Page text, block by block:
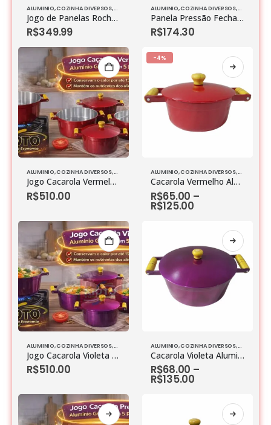
ALUMINIO,COZINHA DIVERSOS, JOGO DE PANELAS
Jogo de Panelas Rochedo Robusta Grafite 5 Peças
R$349.99
ALUMINIO,COZINHA DIVERSOS,
Panela Pressão Fechamento Interno Vitoria 10,0l Polido
R$174.30
ALUMINIO,COZINHA DIVERSOS,JOGO DE PANELAS
Jogo Cacarola Vermelho Aluminio Grosso com 5 peças
R$510.00
-4%
ALUMINIO,COZINHA DIVERSOS,JOGO DE
Cacarola Vermelho Aluminio Grosso
R$65.00 –
R$125.00
ALUMINIO,COZINHA DIVERSOS,JOGO DE PANELAS
Jogo Cacarola Violeta Aluminio Grosso com 5 peças
R$510.00
ALUMINIO,COZINHA DIVERSOS,JOGO DE
Cacarola Violeta Aluminio Grosso
R$68.00 –
R$135.00